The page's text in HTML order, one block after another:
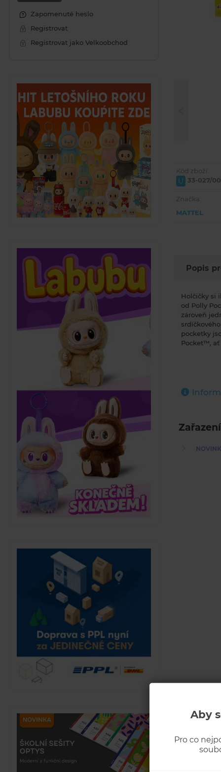
Aby
Pro co
Kód zboží:
U 33-027/
Značka:
MATTEL
Popis
Holčičky si
od Polly
zároveň
pocketky
Pocket™,
Zařazení
Zapomenuté heslo
Registrovat
Registrovat jako Velkoobchod